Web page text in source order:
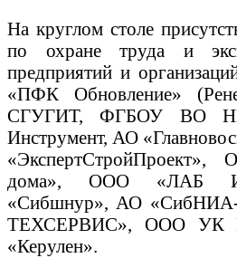
На круглом столе
по охране труда и
предприятий и
«ПФК Обновление»
СГУГИТ, ФГБОУ ВО
Инструмент, АО
дома», ООО «ЛАБ
«Сибшнур», АО
ТЕХСЕРВИС», ООО УК
«Керулен».